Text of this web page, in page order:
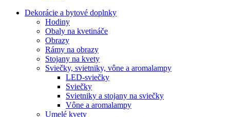
Dekorácie a bytové doplnky
Hodiny
Obaly na kvetináče
Obrazy
Rámy na obrazy
Stojany na kvety
Sviečky, svietniky, vône a aromalampy
LED-sviečky
Sviečky
Svietniky a stojany na sviečky
Vône a aromalampy
Umelé kvety